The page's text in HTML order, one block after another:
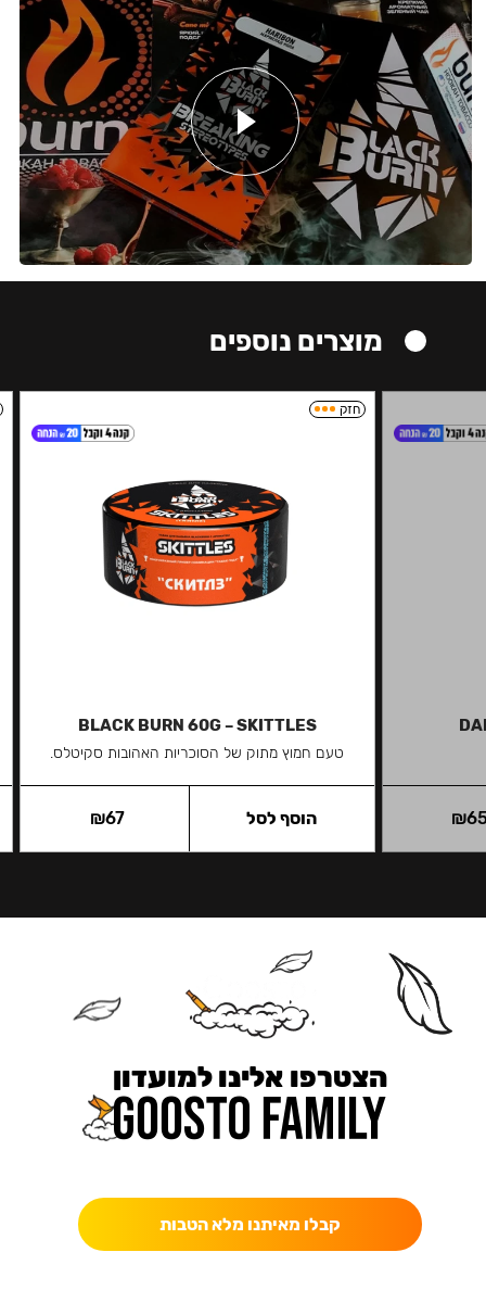
מוצרים נוספים
₪
חזק
BLACK BURN 60G – SKITTLES
טעם חמוץ מתוק של הסוכריות האהובות סקיטלס.
₪67 הוסף לסל
הצטרפו אלינו למועדון
קבלו מאיתנו מלא הטבות